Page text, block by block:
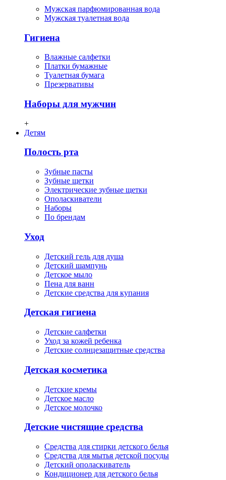
Мужская парфюмированная вода
Мужская туалетная вода
Гигиена
Влажные салфетки
Платки бумажные
Туалетная бумага
Презервативы
Наборы для мужчин
+
Детям
Полость рта
Зубные пасты
Зубные щетки
Электрические зубные щетки
Ополаскиватели
Наборы
По брендам
Уход
Детский гель для душа
Детский шампунь
Детское мыло
Пена для ванн
Детские средства для купания
Детская гигиена
Детские салфетки
Уход за кожей ребенка
Детские солнцезащитные средства
Детская косметика
Детские кремы
Детское масло
Детское молочко
Детские чистящие средства
Средства для стирки детского белья
Средства для мытья детской посуды
Детский ополаскиватель
Кондиционер для детского белья